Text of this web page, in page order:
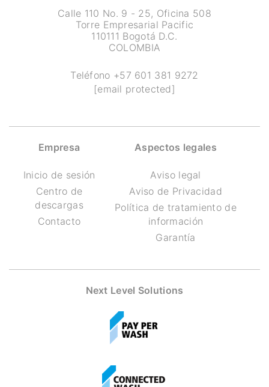
Calle 110 No. 9 - 25, Oficina 508
Torre Empresarial Pacific
110111 Bogotá D.C.
COLOMBIA
Teléfono +57 601 381 9272
[email protected]
Empresa
Inicio de sesión
Centro de
descargas
Contacto
Aspectos legales
Aviso legal
Aviso de Privacidad
Política de tratamiento de
información
Garantía
Next Level Solutions